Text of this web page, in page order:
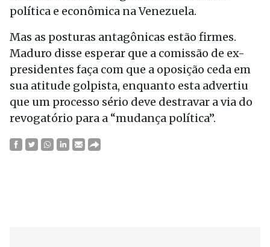
política e econômica na Venezuela.
Mas as posturas antagônicas estão firmes.
Maduro disse esperar que a comissão de ex-
presidentes faça com que a oposição ceda em
sua atitude golpista, enquanto esta advertiu
que um processo sério deve destravar a via do
revogatório para a “mudança política”.